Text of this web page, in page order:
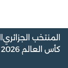
المنتخب الجزائري
كأس العالم 2026 امريكا